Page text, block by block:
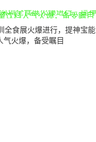
全食展火爆进行，提神宝能
气火爆，备受瞩目